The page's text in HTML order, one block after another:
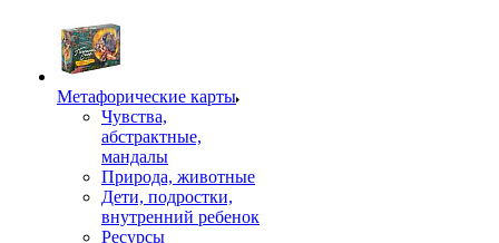
Mетафорические карты
Чувства,
абстрактные,
мандалы
Природа, животные
Дети, подростки,
внутренний ребенок
Ресурсы